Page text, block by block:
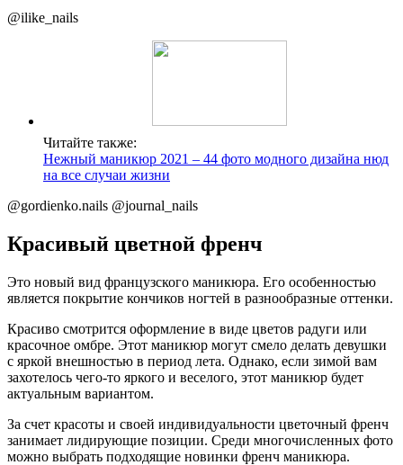
@ilike_nails
Читайте также:
Нежный маникюр 2021 – 44 фото модного дизайна нюд
на все случаи жизни
@gordienko.nails @journal_nails
Красивый цветной френч
Это новый вид французского маникюра. Его особенностью
является покрытие кончиков ногтей в разнообразные оттенки.
Красиво смотрится оформление в виде цветов радуги или
красочное омбре. Этот маникюр могут смело делать девушки
с яркой внешностью в период лета. Однако, если зимой вам
захотелось чего-то яркого и веселого, этот маникюр будет
актуальным вариантом.
За счет красоты и своей индивидуальности цветочный френч
занимает лидирующие позиции. Среди многочисленных фото
можно выбрать подходящие новинки френч маникюра.